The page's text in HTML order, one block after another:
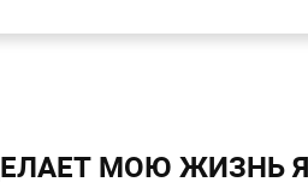
МОЮ ЖИЗНЬ